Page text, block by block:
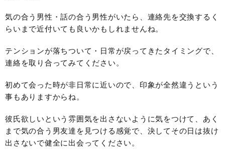
気の合う男性・話の合う男性がいたら、連絡先を交換するく
らいまで近付いても良いかもしれませんね。
テンションが落ちついて・日常が戻ってきたタイミングで、
連絡を取り合ってみてください。
初めて会った時が非日常に近いので、印象が全然違うという
事もありますからね。
彼氏欲しいという雰囲気を出さないように気をつけて、あく
まで気の合う男友達を見つける感覚で、決してその日は抜け
出さないで健全に出会ってください。